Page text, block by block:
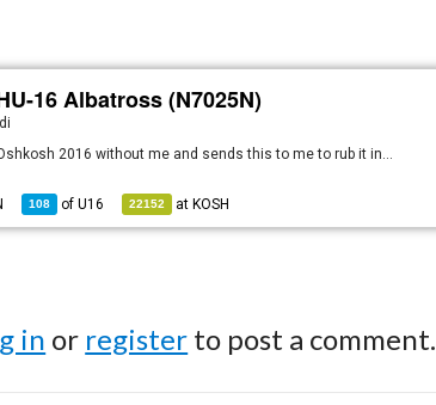
16 Albatross (N7025N)
2016 without me and sends this to me to rub it in...
108 ofU16 22152 at KOSH
in or register to post a comment.